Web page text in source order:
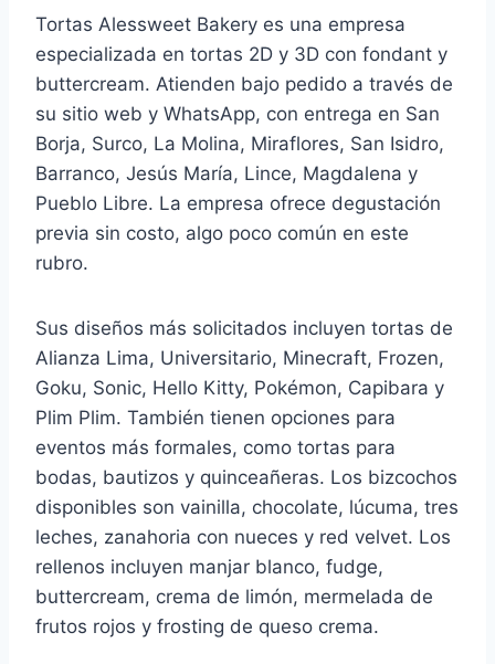
Tortas Alessweet Bakery es una empresa
especializada en tortas 2D y 3D con fondant y
buttercream. Atienden bajo pedido a través de
su sitio web y WhatsApp, con entrega en San
Borja, Surco, La Molina, Miraflores, San Isidro,
Barranco, Jesús María, Lince, Magdalena y
Pueblo Libre. La empresa ofrece degustación
previa sin costo, algo poco común en este
rubro.
Sus diseños más solicitados incluyen tortas de
Alianza Lima, Universitario, Minecraft, Frozen,
Goku, Sonic, Hello Kitty, Pokémon, Capibara y
Plim Plim. También tienen opciones para
eventos más formales, como tortas para
bodas, bautizos y quinceañeras. Los bizcochos
disponibles son vainilla, chocolate, lúcuma, tres
leches, zanahoria con nueces y red velvet. Los
rellenos incluyen manjar blanco, fudge,
buttercream, crema de limón, mermelada de
frutos rojos y frosting de queso crema.